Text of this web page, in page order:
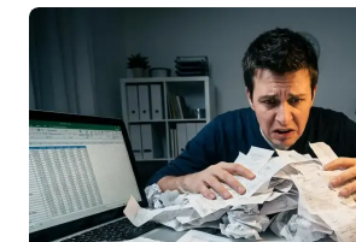
Guia completo para
declaraçãoirs2025 (entrega
Conheça os prazos,
deduções e evite os…
Leggi articolo